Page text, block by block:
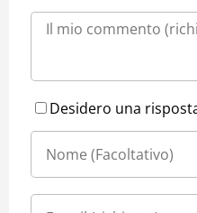
Desidero una